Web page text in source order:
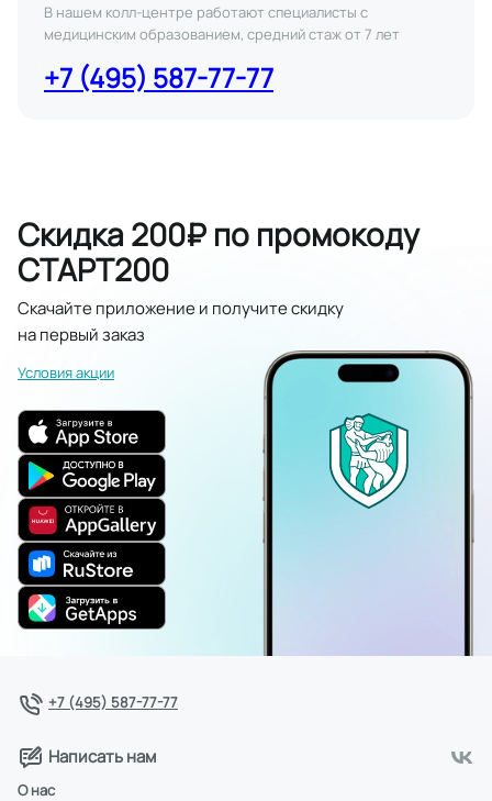
В нашем колл-центре работают специалисты с
медицинским образованием, средний стаж от 7 лет
+7 (495) 587-77-77
Скидка 200₽ по промокоду
СТАРТ200
Скачайте приложение и получите скидку
на первый заказ
Условия акции
+7 (495) 587-77-77
Написать нам
О нас